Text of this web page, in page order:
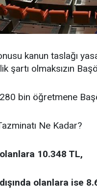
kanun taslağı
şartı olmaksızın
bin öğretmene
Ne Kadar?
10.348 TL,
olanlara ise